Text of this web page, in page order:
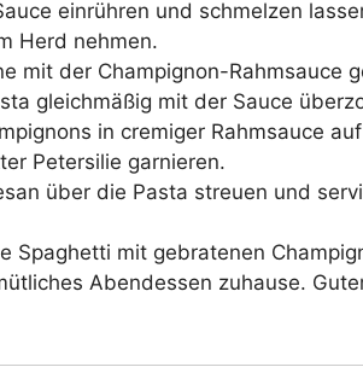
einrühren und schmelzen
Herd nehmen.
mit der Champignon-Rahmsauce
gleichmäßig mit der Sauce
in cremiger Rahmsauce
Petersilie garnieren.
über die Pasta streuen und
Spaghetti mit gebratenen
Abendessen zuhause.